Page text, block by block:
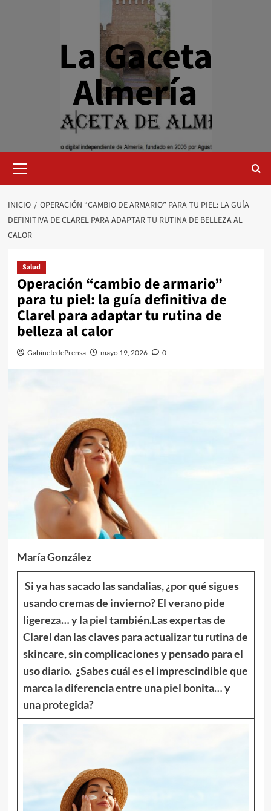
La Gaceta
Almería
primario
INICIO
OPERACIÓN “CAMBIO DE ARMARIO” PARA TU PIEL: LA GUÍA
DEFINITIVA DE CLAREL PARA ADAPTAR TU RUTINA DE BELLEZA AL
CALOR
Salud
Operación “cambio de armario”
para tu piel: la guía definitiva de
Clarel para adaptar tu rutina de
belleza al calor
GabinetedePrensa mayo 19, 2026 0
María González
Si ya has sacado las sandalias, ¿por qué sigues
usando cremas de invierno? El verano pide
ligereza… y la piel también.Las expertas de
Clarel dan las claves para actualizar tu rutina de
skincare, sin complicaciones y pensado para el
uso diario. ¿Sabes cuál es el imprescindible que
marca la diferencia entre una piel bonita… y
una protegida?